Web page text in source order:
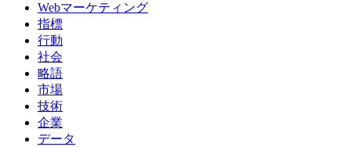
Webマーケティング
指標
行動
社会
略語
市場
技術
企業
データ